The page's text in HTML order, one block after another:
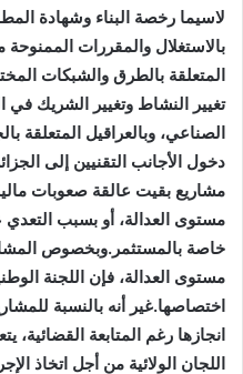
لاسيما رخصة البناء وشهادة
بالاستغلال والمقررات الممنوحة
المتعلقة بالطرق والشبكات
تغيير النشاط وتغيير الشريك في
الصناعي، وبالعراقيل المتعلقة
دخول الأجانب التقنيين إلى
مشاريع بقيت عالقة صعوبات
مستوى العدالة، أو بسبب التعدي
خاصة بالمستثمر.وبخصوص
مستوى العدالة، فإن اللجنة
اختصاصها.غير أنه بالنسبة
انجازها رغم المتابعة
اللجان الولائية من أجل اتخاذ